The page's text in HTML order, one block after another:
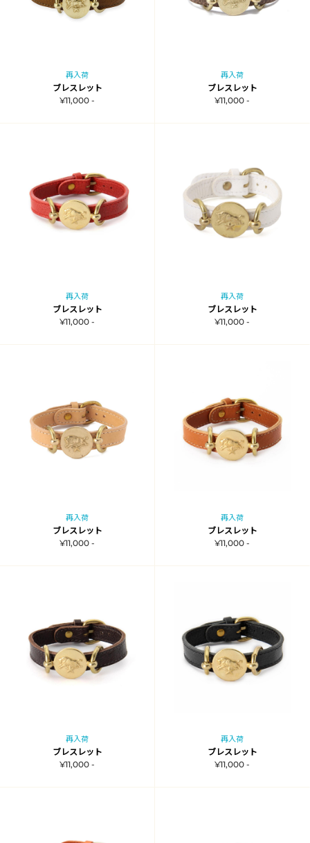
再入荷
ブレスレット
¥11,000 -
再入荷
ブレスレット
¥11,000 -
再入荷
ブレスレット
¥11,000 -
再入荷
ブレスレット
¥11,000 -
再入荷
ブレスレット
¥11,000 -
再入荷
ブレスレット
¥11,000 -
再入荷
ブレスレット
¥11,000 -
再入荷
ブレスレット
¥11,000 -